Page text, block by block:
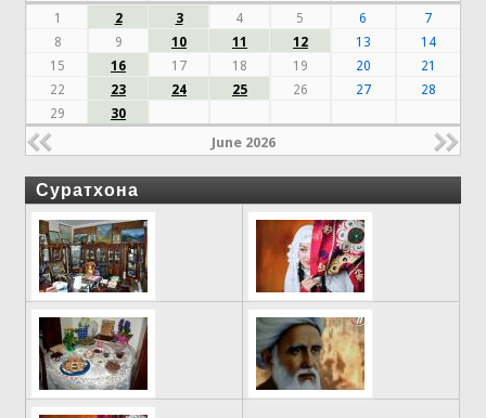
1
2 3 4 5 6
7
8
9 10 11 12 13
14
15
16 17 18 19 20
21
22
23 24 25 26 27
28
29
30
June 2026
Суратхона